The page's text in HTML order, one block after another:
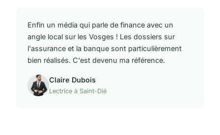
Enfin un média qui parle de finance avec un
angle local sur les Vosges ! Les dossiers sur
l'assurance et la banque sont particulièrement
bien réalisés. C'est devenu ma référence.
Claire Dubois
Lectrice à Saint-Dié